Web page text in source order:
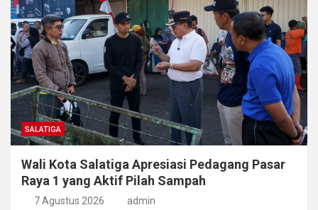
SALATIGA
Wali Kota Salatiga Apresiasi Pedagang Pasar
Raya 1 yang Aktif Pilah Sampah
7 Agustus 2026 admin